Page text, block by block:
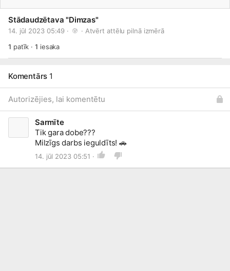
Stādaudzētava "Dimzas"
14. jūl 2023 05:49 · · Atvērt attēlu pilnā izmērā
1 patīk ·1 iesaka
Komentārs 1
Autorizējies, lai komentētu
Sarmīte
Tik gara dobe???
Milzīgs darbs ieguldīts! 🚗
14. jūl 2023 05:51 ·